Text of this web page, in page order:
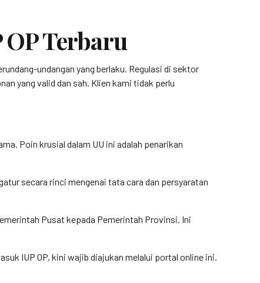
Terbaru
undangan yang berlaku. Regulasi di sektor
yang valid dan sah. Klien kami tidak perlu
Poin krusial dalam UU ini adalah penarikan
secara rinci mengenai tata cara dan persyaratan
Pusat kepada Pemerintah Provinsi. Ini
IUP OP, kini wajib diajukan melalui portal online ini.